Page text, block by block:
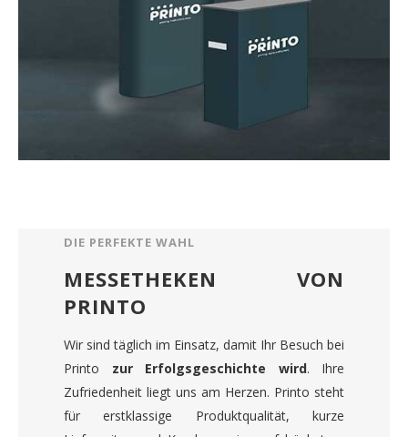
DIE PERFEKTE WAHL
MESSETHEKEN VON
PRINTO
Wir sind täglich im Einsatz, damit Ihr Besuch bei
Printo zur Erfolgsgeschichte wird. Ihre
Zufriedenheit liegt uns am Herzen. Printo steht
für erstklassige Produktqualität, kurze